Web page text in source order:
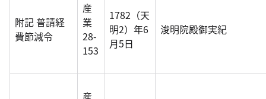
附記 普請経
費節減令
産
業
28-
153
1782（天
明2）年6
月5日
浚明院殿御実紀
産